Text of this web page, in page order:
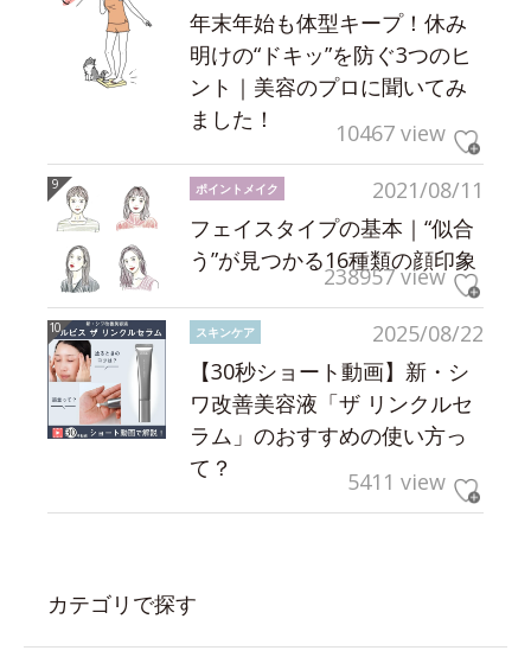
年末年始も体型キープ！休み
明けの“ドキッ”を防ぐ3つのヒ
ント｜美容のプロに聞いてみ
ました！
10467 view
2021/08/11
ポイントメイク
フェイスタイプの基本｜“似合
う”が見つかる16種類の顔印象
238957 view
2025/08/22
スキンケア
【30秒ショート動画】新・シ
ワ改善美容液「ザ リンクルセ
ラム」のおすすめの使い方っ
て？
5411 view
カテゴリで探す